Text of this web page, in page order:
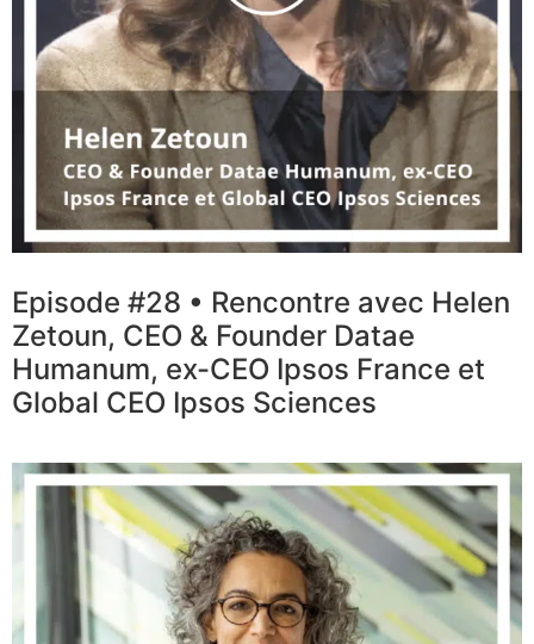
Episode #28 • Rencontre avec Helen
Zetoun, CEO & Founder Datae
Humanum, ex-CEO Ipsos France et
Global CEO Ipsos Sciences